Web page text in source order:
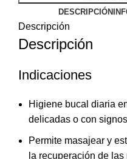
DESCRIPCIÓN
Descripción
Descripción
Indicaciones
Higiene bucal diaria
delicadas o con
Permite masajear y
la recuperación de las